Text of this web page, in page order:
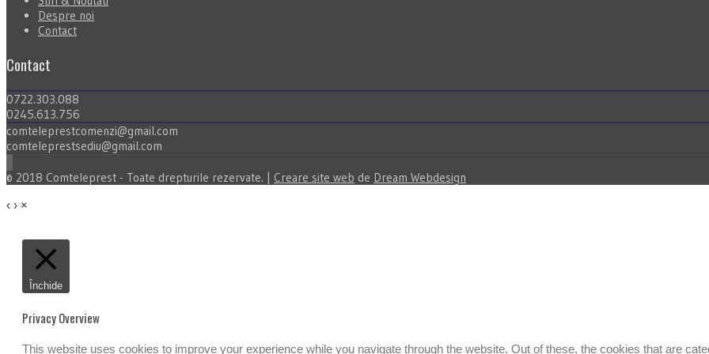
Despre noi
Contact
Contact
0722.303.088
0245.613.756
comteleprestcomenzi@gmail.com
comteleprestsediu@gmail.com
© 2018 Comteleprest - Toate drepturile rezervate. | Creare site web de Dream Webdesign
‹ › ×
Închide
Privacy Overview
This website uses cookies to improve your experience while you navigate through the website. Out of these, the cookies that are